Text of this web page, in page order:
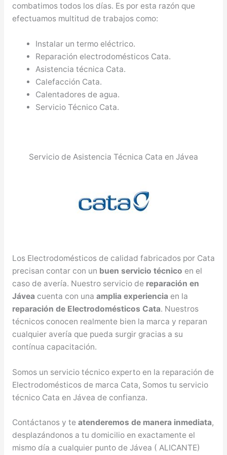
combatimos todos los días. Es por esta razón que
efectuamos multitud de trabajos como:
Instalar un termo eléctrico.
Reparación electrodomésticos Cata.
Asistencia técnica Cata.
Calefacción Cata.
Calentadores de agua.
Servicio Técnico Cata.
Servicio de Asistencia Técnica Cata en Jávea
Los Electrodomésticos de calidad fabricados por Cata
precisan contar con un buen servicio técnico en el
caso de avería. Nuestro servicio de reparación en
Jávea cuenta con una amplia experiencia en la
reparación de Electrodomésticos Cata. Nuestros
técnicos conocen realmente bien la marca y reparan
cualquier avería que pueda surgir gracias a su
contínua capacitación.
Somos un servicio técnico experto en la reparación de
Electrodomésticos de marca Cata, Somos tu servicio
técnico Cata en Jávea de confianza.
Contáctanos y te atenderemos de manera inmediata,
desplazándonos a tu domicilio en exactamente el
mismo día a cualquier punto de Jávea ( ALICANTE)